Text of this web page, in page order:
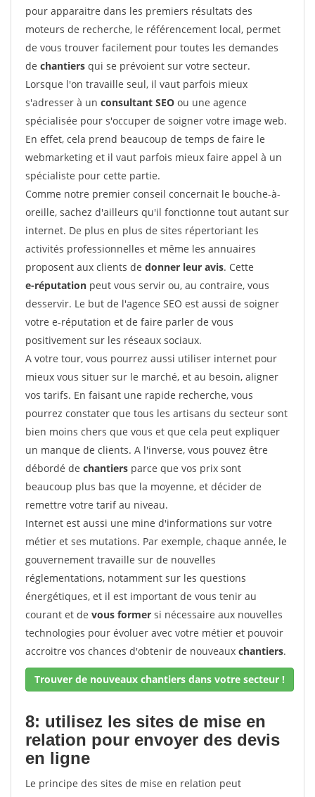
pour apparaitre dans les premiers résultats des
moteurs de recherche, le référencement local, permet
de vous trouver facilement pour toutes les demandes
de chantiers qui se prévoient sur votre secteur.
Lorsque l'on travaille seul, il vaut parfois mieux
s'adresser à un consultant SEO ou une agence
spécialisée pour s'occuper de soigner votre image web.
En effet, cela prend beaucoup de temps de faire le
webmarketing et il vaut parfois mieux faire appel à un
spécialiste pour cette partie.
Comme notre premier conseil concernait le bouche-à-
oreille, sachez d'ailleurs qu'il fonctionne tout autant sur
internet. De plus en plus de sites répertoriant les
activités professionnelles et même les annuaires
proposent aux clients de donner leur avis. Cette
e-réputation peut vous servir ou, au contraire, vous
desservir. Le but de l'agence SEO est aussi de soigner
votre e-réputation et de faire parler de vous
positivement sur les réseaux sociaux.
A votre tour, vous pourrez aussi utiliser internet pour
mieux vous situer sur le marché, et au besoin, aligner
vos tarifs. En faisant une rapide recherche, vous
pourrez constater que tous les artisans du secteur sont
bien moins chers que vous et que cela peut expliquer
un manque de clients. A l'inverse, vous pouvez être
débordé de chantiers parce que vos prix sont
beaucoup plus bas que la moyenne, et décider de
remettre votre tarif au niveau.
Internet est aussi une mine d'informations sur votre
métier et ses mutations. Par exemple, chaque année, le
gouvernement travaille sur de nouvelles
réglementations, notamment sur les questions
énergétiques, et il est important de vous tenir au
courant et de vous former si nécessaire aux nouvelles
technologies pour évoluer avec votre métier et pouvoir
accroitre vos chances d'obtenir de nouveaux chantiers.
Trouver de nouveaux chantiers dans votre secteur !
8: utilisez les sites de mise en
relation pour envoyer des devis
en ligne
Le principe des sites de mise en relation peut